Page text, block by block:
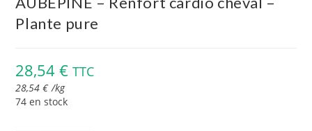
Plante pure
28,54€ TTC
28,54€ /kg
74 en stock